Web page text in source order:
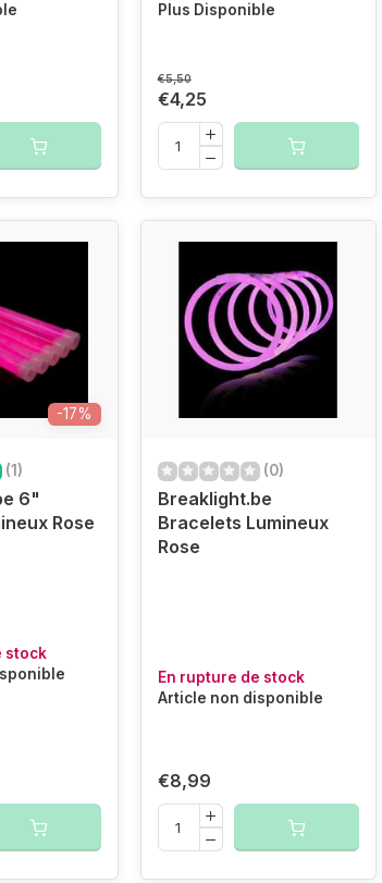
Plus Disponible
€5,50
€4,25
-17%
(1)
6"
Rose
stock
(0)
Breaklight.be
Bracelets Lumineux
Rose
En rupture de stock
Article non disponible
€8,99